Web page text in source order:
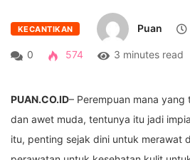
KECANTIKAN Puan
0 574 3 minutes read
PUAN.CO.ID– Perempuan mana
dan awet muda, tentunya itu jadi
itu, penting sejak dini untuk merawat